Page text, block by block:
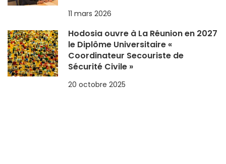
11 mars 2026
Hodosia ouvre à La Réunion en 2027
le Diplôme Universitaire «
Coordinateur Secouriste de
Sécurité Civile »
20 octobre 2025